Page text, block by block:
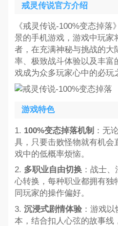
戒灵传说官方介绍
《戒灵传说-100%变态掉
景的手机游戏，游戏中玩家
者，在充满神秘与挑战的大
率、极致战斗体验以及丰富
戏成为众多玩家心中的必玩
游戏特色
1. 100%变态掉落机制 ：无
具，只要击败怪物就有机会
戏中的低概率烦恼。
2. 多职业自由切换：战士、
心转换，每种职业都拥有独
同玩家的操作偏好。
3. 沉浸式剧情体验：游戏以
本，结合扣人心弦的故事线